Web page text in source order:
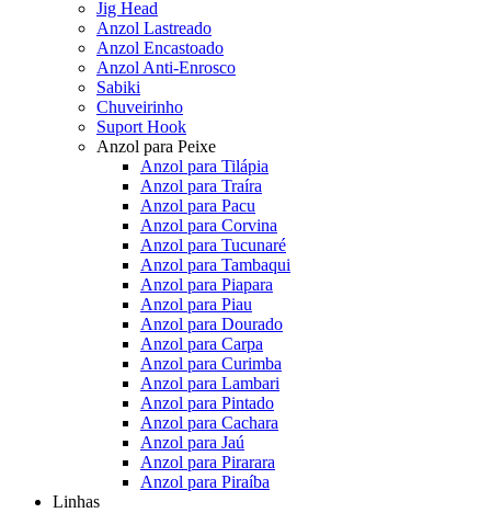
Jig Head
Anzol Lastreado
Anzol Encastoado
Anzol Anti-Enrosco
Sabiki
Chuveirinho
Suport Hook
Anzol para Peixe
Anzol para Tilápia
Anzol para Traíra
Anzol para Pacu
Anzol para Corvina
Anzol para Tucunaré
Anzol para Tambaqui
Anzol para Piapara
Anzol para Piau
Anzol para Dourado
Anzol para Carpa
Anzol para Curimba
Anzol para Lambari
Anzol para Pintado
Anzol para Cachara
Anzol para Jaú
Anzol para Pirarara
Anzol para Piraíba
Linhas